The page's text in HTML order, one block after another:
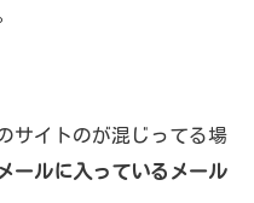
サイトのが混じってる場
ールに入っているメール